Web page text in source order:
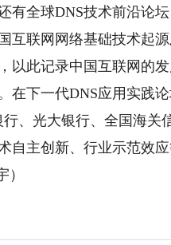
全球DNS技术前沿论坛
互联网网络基础技术起
以此记录中国互联网的
在下一代DNS应用实践
、光大银行、全国海关
自主创新、行业示范效